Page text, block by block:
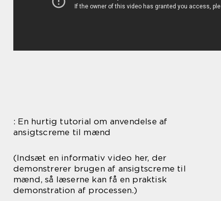
: En hurtig tutorial om anvendelse af
ansigtscreme til mænd
(Indsæt en informativ video her, der
demonstrerer brugen af ansigtscreme til
mænd, så læserne kan få en praktisk
demonstration af processen.)